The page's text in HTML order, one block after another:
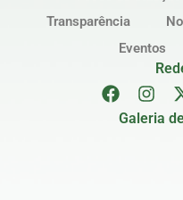
Transparência
Eventos
Galeria